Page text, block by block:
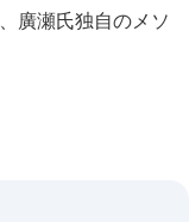
廣瀬氏独自のメソ